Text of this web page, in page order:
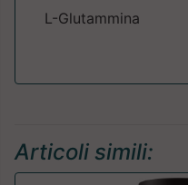
L-Glutammina
Articoli simili: